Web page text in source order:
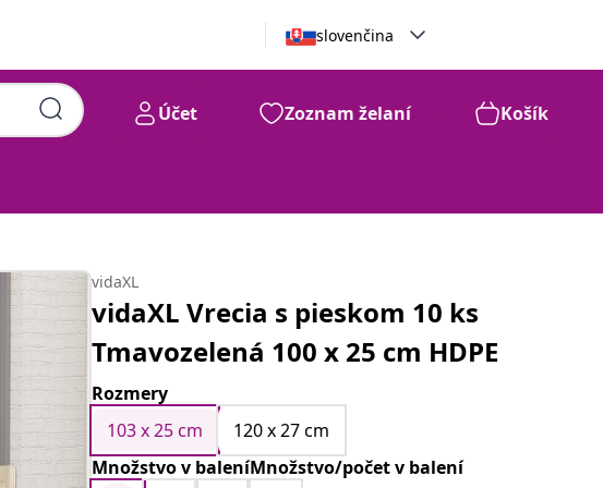
slovenčina
Účet Zoznam želaní Košík
vidaXL
vidaXL Vrecia s pieskom 10 ks
Tmavozelená 100 x 25 cm HDPE
Rozmery
103 x 25 cm
120 x 27 cm
Množstvo v baleníMnožstvo/počet v balení